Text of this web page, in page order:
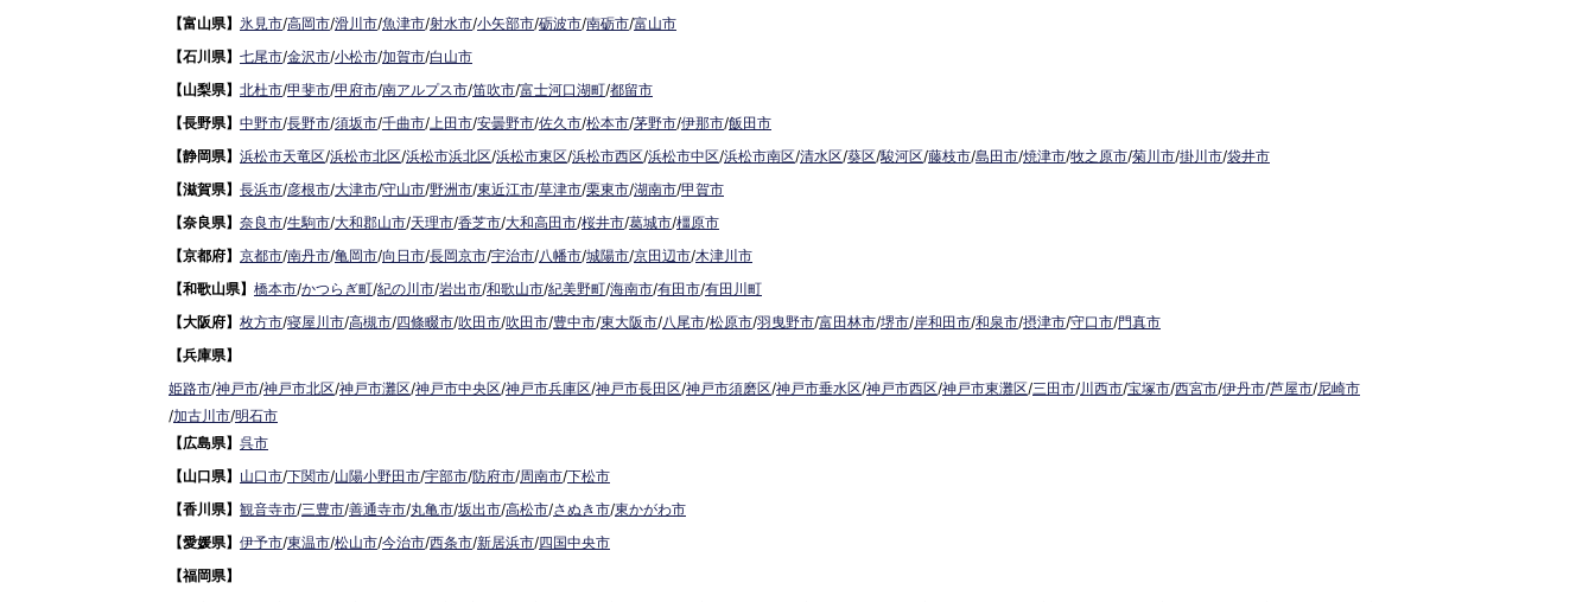
【富山県】 氷見市/高岡市/滑川市/魚津市/射水市/小矢部市/砺波市/南砺市/富山市
【石川県】 七尾市/金沢市/小松市/加賀市/白山市
【山梨県】 北杜市/甲斐市/甲府市/南アルプス市/笛吹市/富士河口湖町/都留市
【長野県】 中野市/長野市/須坂市/千曲市/上田市/安曇野市/佐久市/松本市/茅野市/伊那市/飯田市
【静岡県】 浜松市天竜区/浜松市北区/浜松市浜北区/浜松市東区/浜松市西区/浜松市中区/浜松市南区/清水区/葵区/駿河区/藤枝市/島田市/焼津市/牧之原市/菊川市/掛川市/袋井市
【滋賀県】 長浜市/彦根市/大津市/守山市/野洲市/東近江市/草津市/栗東市/湖南市/甲賀市
【奈良県】 奈良市/生駒市/大和郡山市/天理市/香芝市/大和高田市/桜井市/葛城市/橿原市
【京都府】 京都市/南丹市/亀岡市/向日市/長岡京市/宇治市/八幡市/城陽市/京田辺市/木津川市
【和歌山県】 橋本市/かつらぎ町/紀の川市/岩出市/和歌山市/紀美野町/海南市/有田市/有田川町
【大阪府】 枚方市/寝屋川市/高槻市/四條畷市/吹田市/吹田市/豊中市/東大阪市/八尾市/松原市/羽曳野市/富田林市/堺市/岸和田市/和泉市/摂津市/守口市/門真市
【兵庫県】
姫路市/神戸市/神戸市北区/神戸市灘区/神戸市中央区/神戸市兵庫区/神戸市長田区/神戸市須磨区/神戸市垂水区/神戸市西区/神戸市東灘区/三田市/川西市/宝塚市/西宮市/伊丹市/芦屋市/尼崎市
/加古川市/明石市
【広島県】 呉市
【山口県】 山口市/下関市/山陽小野田市/宇部市/防府市/周南市/下松市
【香川県】 観音寺市/三豊市/善通寺市/丸亀市/坂出市/高松市/さぬき市/東かがわ市
【愛媛県】 伊予市/東温市/松山市/今治市/西条市/新居浜市/四国中央市
【福岡県】